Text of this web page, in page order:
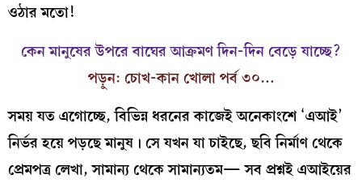
ওঠার মতো!
কেন মানুষের উপরে বাঘের আক্রমণ দিন-দিন বেড়ে যাচ্ছে?
পড়ুন: চোখ-কান খোলা পর্ব ৩০…
সময় যত এগোচ্ছে, বিভিন্ন ধরনের কাজেই অনেকাংশে ‘এআই’
নির্ভর হয়ে পড়ছে মানুষ। সে যখন যা চাইছে, ছবি নির্মাণ থেকে
প্রেমপত্র লেখা, সামান্য থেকে সামান্যতম— সব প্রশ্নই এআইয়ের